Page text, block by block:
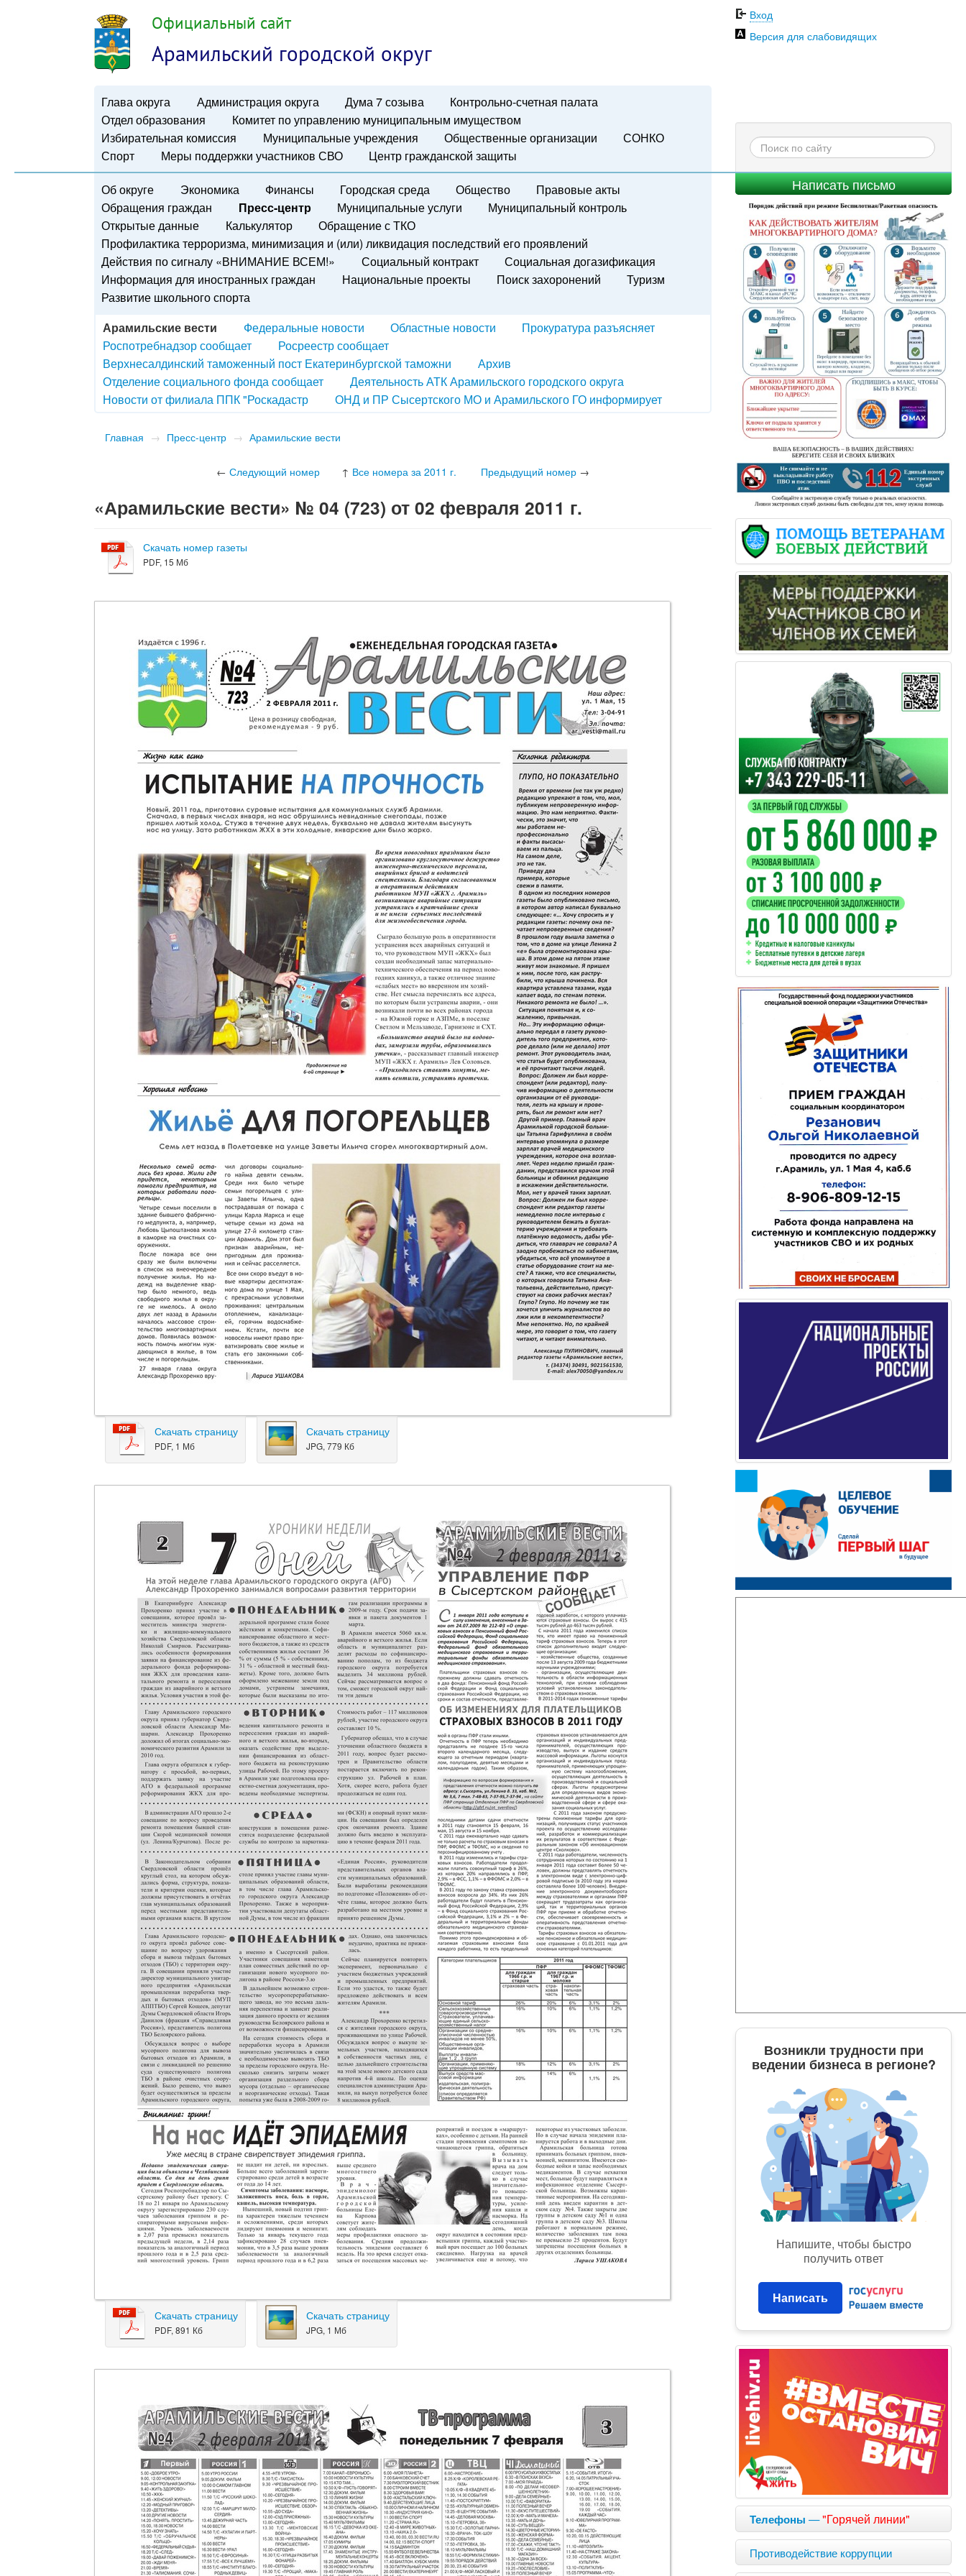
Официальный сайт
Арамильский городской округ
Глава округа Администрация округа Дума 7 созыва
Контрольно-счетная палата
Отдел образования
Комитет по управлению муниципальным имуществом
Избирательная комиссия
Муниципальные учреждения Общественные организации
СОНКО
Спорт
Меры поддержки участников СВО Центр гражданской защиты
Вход
Версия для слабовидящих
Написать письмо
Об округе Экономика Финансы Городская среда Общество
Правовые акты
Обращения граждан
Пресс-центр Муниципальные услуги
Муниципальный контроль
Открытые данные
Калькулятор
Обращение с ТКО
Профилактика терроризма, минимизация и (или) ликвидация последствий его проявлений
Действия по сигналу «ВНИМАНИЕ ВСЕМ!»
Социальный контракт
Социальная догазификация
Информация для иностранных граждан
Национальные проекты Поиск захоронений
Туризм
Развитие школьного спорта
Арамильские вести
Федеральные новости Областные новости
Прокуратура разъясняет
Роспотребнадзор сообщает
Росреестр сообщает
Верхнесалдинский таможенный пост Екатеринбургской таможни
Архив
Отделение социального фонда сообщает
Деятельность АТК Арамильского городского округа
Новости от филиала ППК "Роскадастр
ОНД и ПР Сысертского МО и Арамильского ГО информирует
Главная → Пресс-центр → Арамильские вести
←Следующий номер ↑ Все номера за 2011 г. Предыдущий номер →
«Арамильские вести» № 04 (723) от 02 февраля 2011 г.
Скачать номер газеты
PDF, 15 Мб
Скачать страницу
PDF, 1 Мб
Скачать страницу
JPG, 779 Кб
Скачать страницу
PDF, 891 Кб
Скачать страницу
JPG, 1 Мб
Возникли трудности при
ведении бизнеса в регионе?
Напишите, чтобы быстро
получить ответ
Написать
Телефоны —"Горячей линии"
Противодействие коррупции